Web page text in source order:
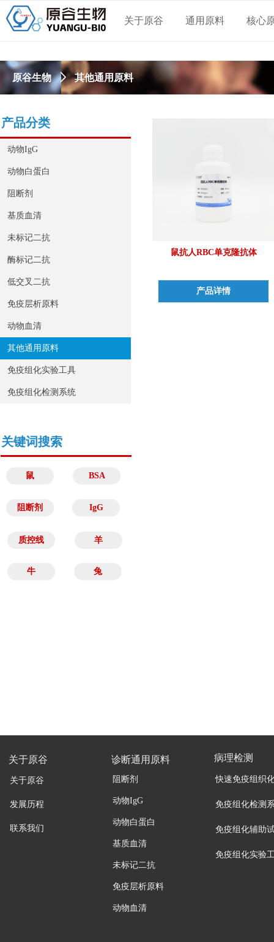
关于原谷 通用原料 核心
鼠抗人RBC单克隆抗体
产品详情
产品分类
关键词搜索
动物IgG
动物白蛋白
阻断剂
基质血清
未标记二抗
酶标记二抗
低交叉二抗
免疫层析原料
动物血清
其他通用原料
免疫组化实验工具
免疫组化检测系统
原谷生物 ꄲ 其他通用原料
鼠 BSA
阻断剂 IgG
质控线 羊
牛 兔
关于原谷
关于原谷
发展历程
联系我们
诊断通用原料
阻断剂
动物IgG
动物白蛋白
基质血清
未标记二抗
免疫层析原料
动物血清
病理检测
快速免疫组织
免疫组化检测
免疫组化辅助
免疫组化实验